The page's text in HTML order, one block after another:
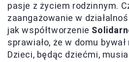
pasje z życiem rodzinnym.
zaangażowanie w
jak współtworzenie
sprawiało, że w domu
Dzieci, będąc dziećmi,